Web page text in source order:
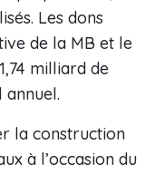
Les dons
de la MB et le
milliard de
la construction
à l’occasion du